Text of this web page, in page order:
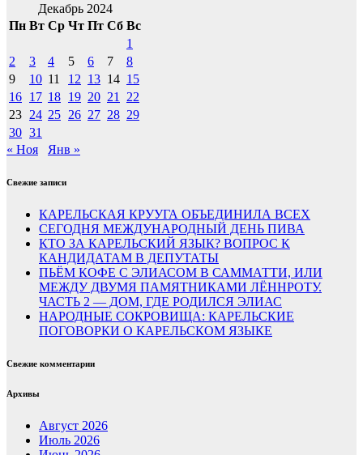
Декабрь 2024
Пн Вт Ср Чт Пт Сб Вс
1
2
3 4 5 6 7
8
9
10 11 12 13 14 15
16 17 18 19 20 21
22
23 24 25 26 27 28 29
30 31
« Ноя
Янв »
Свежие записи
КАРЕЛЬСКАЯ КРУУГА ОБЪЕДИНИЛА ВСЕХ
СЕГОДНЯ МЕЖДУНАРОДНЫЙ ДЕНЬ ПИВА
КТО ЗА КАРЕЛЬСКИЙ ЯЗЫК? ВОПРОС К
КАНДИДАТАМ В ДЕПУТАТЫ
ПЬЁМ КОФЕ С ЭЛИАСОМ В САММАТТИ, ИЛИ
МЕЖДУ ДВУМЯ ПАМЯТНИКАМИ ЛЁННРОТУ.
ЧАСТЬ 2 — ДОМ, ГДЕ РОДИЛСЯ ЭЛИАС
НАРОДНЫЕ СОКРОВИЩА: КАРЕЛЬСКИЕ
ПОГОВОРКИ О КАРЕЛЬСКОМ ЯЗЫКЕ
Свежие комментарии
Архивы
Август 2026
Июль 2026